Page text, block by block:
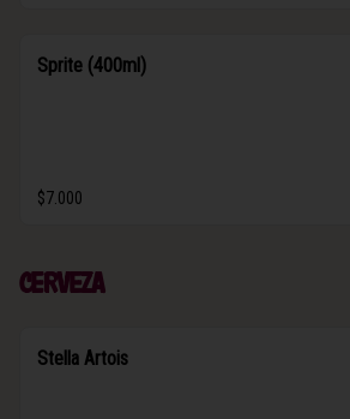
Sprite (400ml)
$7.000
Cerveza
Stella Artois